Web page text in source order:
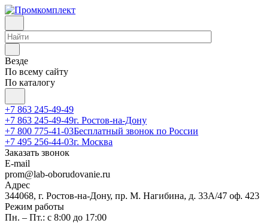
Везде
По всему сайту
По каталогу
+7 863 245-49-49
+7 863 245-49-49г. Ростов-на-Дону
+7 800 775-41-03Бесплатный звонок по России
+7 495 256-44-03г. Москва
Заказать звонок
E-mail
prom@lab-oborudovanie.ru
Адрес
344068, г. Ростов-на-Дону, пр. М. Нагибина, д. 33А/47 оф. 423
Режим работы
Пн. – Пт.: с 8:00 до 17:00